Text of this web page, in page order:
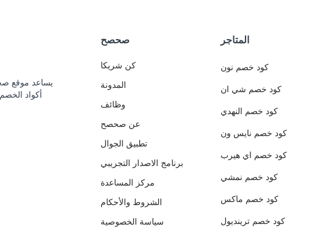
يساعد موقع
أكواد
صحصح
كن شريكا
المدونة
وظائف
عن صحصح
تطبيق الجوال
برنامج الاصدار التجريبي
مركز المساعدة
الشروط والأحكام
سياسة الخصوصية
المتاجر
كود خصم نون
كود خصم شي ان
كود خصم النهدي
كود خصم نايس ون
كود خصم اي هيرب
كود خصم نمشي
كود خصم ماكس
كود خصم ترينديول